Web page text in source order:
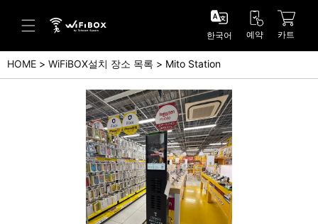
도움말/문의
고객 센터 (Japanese)
고객 센터 (English)
문의 (Japanse)
문의 (English)
한국어 예약 카트
HOME WiFiBOX설치 장소 목록 Mito Station